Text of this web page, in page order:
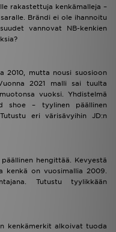
rakastettuja kenkämalleja –
Brändi ei ole ihannoitu
vannovat NB-kenkien
2010, mutta nousi suosioon
2021 malli sai tuulta
vuoksi. Yhdistelmä
shoe – tyylinen päällinen
eri värisävyihin JD:n
hengittää. Kevyestä
kenkä on vuosimallia 2009.
Tutustu tyylikkään
kenkämerkit alkoivat tuoda